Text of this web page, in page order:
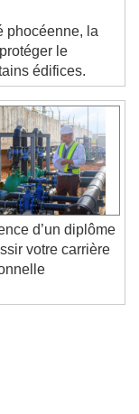
will cancel
la
le
édifices.
d’un diplôme
votre carrière